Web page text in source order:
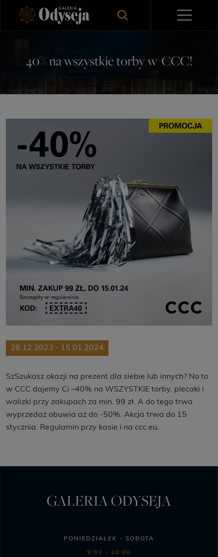
40% na wszystkie torby w CCC!
28.12.2023 - 15.01.2024
SzSzukasz okazji na prezent dla siebie lub innych? No to
w CCC dajemy Ci –40% na WSZYSTKIE torby, plecaki i
walizki przy zakupach za min. 99 zł. A do tego trwa
wyprzedaż obuwia aż do -50%. Akcja trwa do 15
stycznia. Regulamin przy kasie i na ccc.eu,
GALERIA ODYSEJA
PONIEDZIAŁEK - SOBOTA
9:00 - 20:00